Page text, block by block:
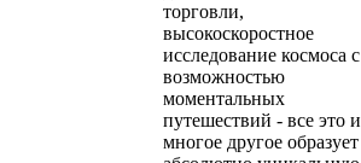
торговли,
высокоскоростное
исследование космоса с
возможностью
моментальных
путешествий - все это и
многое другое образует